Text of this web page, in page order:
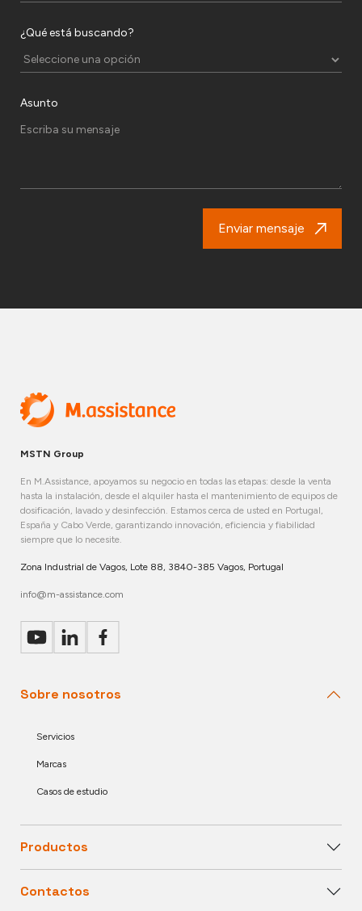
¿Qué está buscando?
Asunto
Enviar mensaje
MSTN Group
En M.Assistance, apoyamos su negocio en todas las etapas: desde la venta
hasta la instalación, desde el alquiler hasta el mantenimiento de equipos de
dosificación, lavado y desinfección. Estamos cerca de usted en Portugal,
España y Cabo Verde, garantizando innovación, eficiencia y fiabilidad
siempre que lo necesite.
Zona Industrial de Vagos, Lote 88, 3840-385 Vagos, Portugal
info@m-assistance.com
Sobre nosotros
Servicios
Marcas
Casos de estudio
Productos
Contactos